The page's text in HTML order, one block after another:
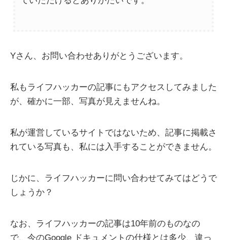
Yさん、お問い合わせありがとうございます。
私もライフハッカーの記事にもアクセスしてみました
が、確かに一部、写真が見えませんね。
私が運営しているサイトではないため、記事に掲載さ
れている写真も、私には入手することができません。
じかに、ライフハッカーに問い合わせてみてはどうで
しょうか？
なお、ライフハッカーの記事は10年前のものなの
で、今のGoogle ドキュメントの仕様とは多少、違っ